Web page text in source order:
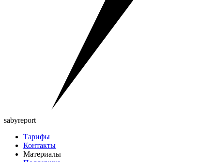
sabyreport
Тарифы
Контакты
Материалы